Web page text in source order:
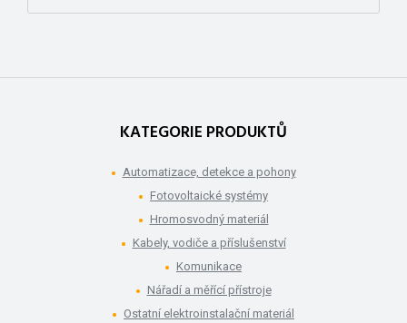
KATEGORIE PRODUKTŮ
Automatizace, detekce a pohony
Fotovoltaické systémy
Hromosvodný materiál
Kabely, vodiče a příslušenství
Komunikace
Nářadí a měřící přístroje
Ostatní elektroinstalační materiál